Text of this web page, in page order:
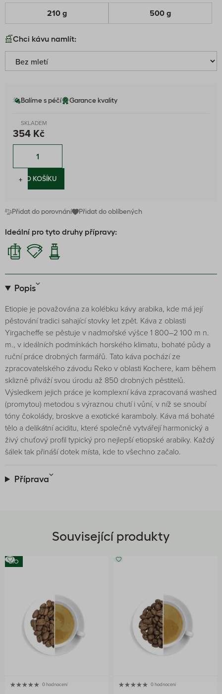
210 g 500 g
Chci kávu namlít:
Balíme s péčí Garance kvality
SKLADEM
354 Kč
−
+DO KOŠÍKU
Přidat do porovnání Přidat do oblíbených
Ideální pro tyto druhy přípravy:
Popis
Etiopie je považována za kolébku kávy arabika, kde má její
pěstování tradici sahající stovky let zpět. Káva z oblasti
Yirgacheffe se pěstuje v nadmořské výšce 1 800–2 100 m n.
m., v ideálních podmínkách horského klimatu, bohaté půdy a
ruční práce drobných farmářů. Tato káva pochází ze
zpracovatelského závodu Reko v oblasti Kochere, kam během
sklizně přiváží svou úrodu až 850 drobných pěstitelů.
Výsledkem jejich práce je komplexní káva zpracovaná washed
(promytou) metodou s výraznou chutí i vůní, v níž se snoubí
tóny čokolády, broskve a exotické karamboly. Káva má bohaté
tělo a delikátní aciditu, které společně vytvářejí harmonický a
živý chuťový profil typický pro nejlepší etiopské arabiky. Každý
šálek tak přináší dotek místa, kde to všechno začalo.
Příprava
Související produkty
BIO
0 hodnocení 0 hodnocení